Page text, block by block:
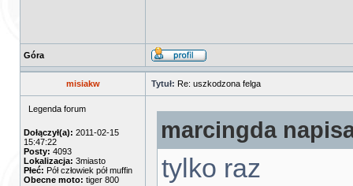
Góra
misiakw Tytuł: Re: uszkodzona felga
Legenda forum
Dołączył(a): 2011-02-15
15:47:22
Posty: 4093
Lokalizacja: 3miasto
Płeć: Pół człowiek pół muffin
Obecne moto: tiger 800
marcingda
tylko raz